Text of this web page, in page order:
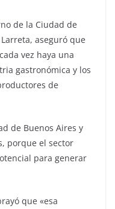
de la Ciudad de
aseguró que
vez haya una
gastronómica y los
de
de Buenos Aires y
porque el sector
para generar
que «esa